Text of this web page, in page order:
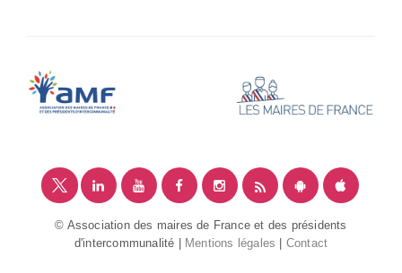
© Association des maires de France et des présidents
d'intercommunalité | Mentions légales | Contact